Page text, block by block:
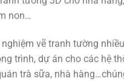
non…
vẽ tranh tường
trình, dự án cho các hệ
trà sữa, nhà